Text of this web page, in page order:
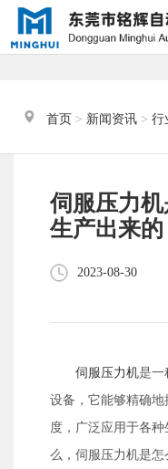
首页 > 新闻资讯 > 行
伺服压力
生产出来的
2023-08-30
伺服压力机是一
设备，它能够精确地
度，广泛应用于各种
么，伺服压力机是怎
您好，我是电缸小助手
您服务
常见问题
器
2.铭辉电动缸型号
料